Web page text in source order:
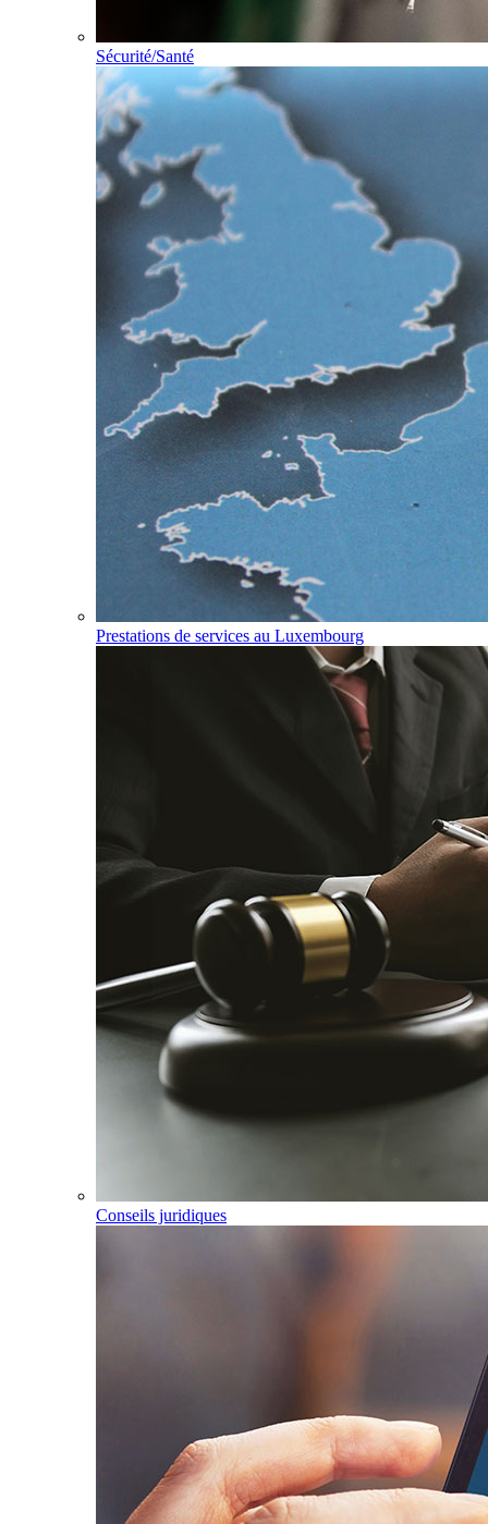
Sécurité/Santé
Prestations de services au Luxembourg
Conseils juridiques